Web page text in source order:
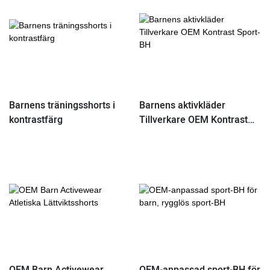
Barnens träningsshorts i
kontrastfärg
Barnens aktivkläder
Tillverkare OEM Kontrast